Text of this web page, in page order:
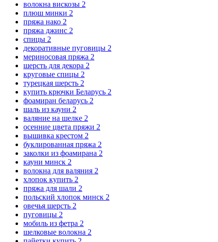
волокна вискозы 2
плюш минки 2
пряжа нако 2
пряжа джинс 2
спицы 2
декоративные пуговицы 2
мериносовая пряжа 2
шерсть для декора 2
круговые спицы 2
турецкая шерсть 2
купить крючки Беларусь 2
фоамиран беларусь 2
шаль из кауни 2
валяние на шелке 2
осенние цвета пряжи 2
вышивка крестом 2
буклированная пряжа 2
заколки из фоамирана 2
кауни минск 2
волокна для валяния 2
хлопок купить 2
пряжа для шали 2
польский хлопок минск 2
овечья шерсть 2
пуговицы 2
мобиль из фетра 2
шелковые волокна 2